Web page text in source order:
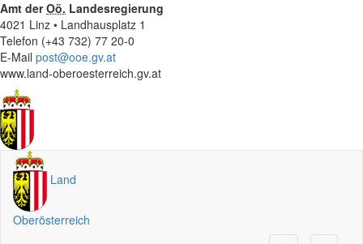
Amt derOö. Landesregierung
4021 Linz • Landhausplatz 1
Telefon (+43 732) 77 20-0
E-Mail post@ooe.gv.at
www.land-oberoesterreich.gv.at
Land
Oberösterreich